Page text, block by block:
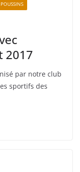
2017
par notre club
sportifs des